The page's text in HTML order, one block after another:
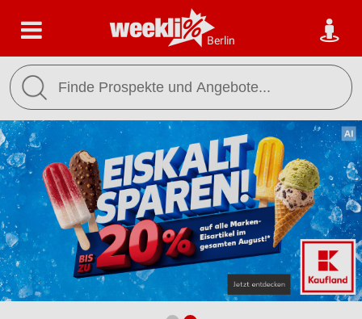
Berlin